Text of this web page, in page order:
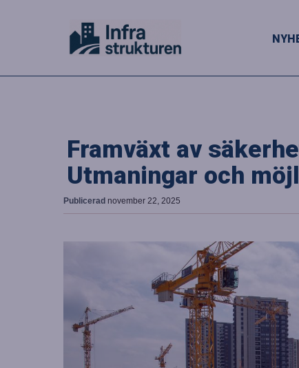
Framväxt av
Utmaningar och
Publicerad november 22, 2025